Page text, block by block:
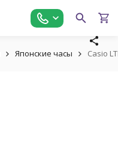
Японские часы Casio